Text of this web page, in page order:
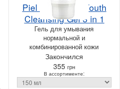
Piel Cosmetics Youth
Cleansing Gel 3 in 1
Гель для умывания
нормальной и
комбинированной кожи
Закончился
355 грн
В ассортименте: